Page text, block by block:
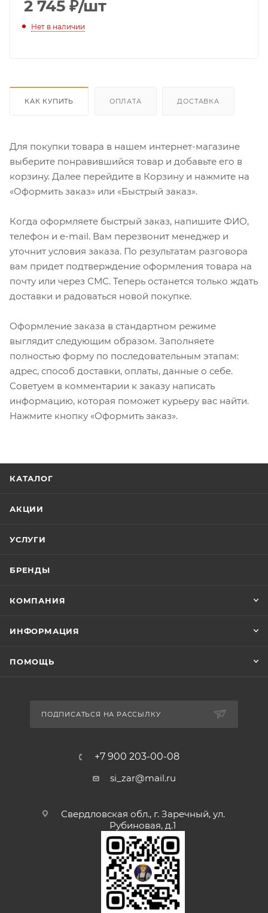
2 745 ₽/шт
Нет в наличии
КАК КУПИТЬ ОПЛАТА ДОСТАВКА
Для покупки товара в нашем интернет-магазине
выберите понравившийся товар и добавьте его в
корзину. Далее перейдите в Корзину и нажмите на
«Оформить заказ» или «Быстрый заказ».
Когда оформляете быстрый заказ, напишите ФИО,
телефон и e-mail. Вам перезвонит менеджер и
уточнит условия заказа. По результатам разговора
вам придет подтверждение оформления товара на
почту или через СМС. Теперь останется только ждать
доставки и радоваться новой покупке.
Оформление заказа в стандартном режиме
выглядит следующим образом. Заполняете
полностью форму по последовательным этапам:
адрес, способ доставки, оплаты, данные о себе.
Советуем в комментарии к заказу написать
информацию, которая поможет курьеру вас найти.
Нажмите кнопку «Оформить заказ».
КАТАЛОГ
АКЦИИ
УСЛУГИ
БРЕНДЫ
КОМПАНИЯ
ИНФОРМАЦИЯ
ПОМОЩЬ
ПОДПИСАТЬСЯ НА РАССЫЛКУ
+7 900 203-00-08
si_zar@mail.ru
Свердловская обл., г. Заречный, ул.
Рубиновая, д.1